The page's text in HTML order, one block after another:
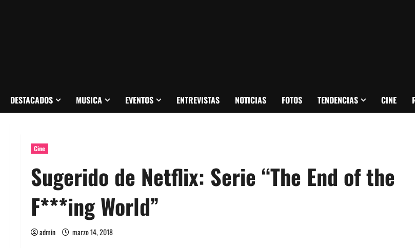
DESTACADOS MUSICA EVENTOS ENTREVISTAS NOTICIAS FOTOS TENDENCIAS CINE
Cine
Sugerido de Netflix: Serie “The End of the
F***ing World”
admin marzo 14, 2018